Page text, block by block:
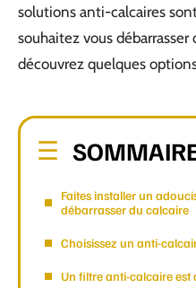
solutions anti-calcaires
souhaitez vous débarrasser
découvrez quelques
Faites installer un
débarrasser du calcaire
Choisissez un anti-
Un filtre anti-calcaire est